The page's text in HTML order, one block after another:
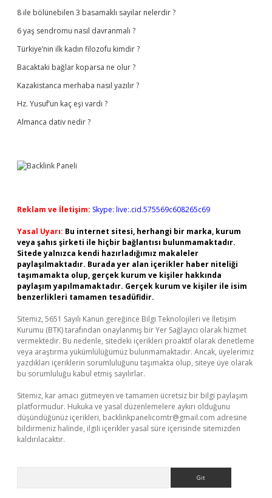
8 ile bölünebilen 3 basamaklı sayılar nelerdir ?
6 yaş sendromu nasıl davranmalı ?
Türkiye’nin ilk kadın filozofu kimdir ?
Bacaktaki bağlar koparsa ne olur ?
Kazakistanca merhaba nasıl yazılır ?
Hz. Yusuf’un kaç eşi vardı ?
Almanca dativ nedir ?
Reklam ve İletişim: Skype: live:.cid.575569c608265c69
Yasal Uyarı: Bu internet sitesi, herhangi bir marka, kurum
veya şahıs şirketi ile hiçbir bağlantısı bulunmamaktadır.
Sitede yalnızca kendi hazırladığımız makaleler
paylaşılmaktadır. Burada yer alan içerikler haber niteliği
taşımamakta olup, gerçek kurum ve kişiler hakkında
paylaşım yapılmamaktadır. Gerçek kurum ve kişiler ile isim
benzerlikleri tamamen tesadüfidir.
Sitemiz, 5651 Sayılı Kanun gereğince Bilgi Teknolojileri ve İletişim
Kurumu (BTK) tarafından onaylanmış bir Yer Sağlayıcı olarak hizmet
vermektedir. Bu nedenle, sitedeki içerikleri proaktif olarak denetleme
veya araştırma yükümlülüğümüz bulunmamaktadır. Ancak, üyelerimiz
yazdıkları içeriklerin sorumluluğunu taşımakta olup, siteye üye olarak
bu sorumluluğu kabul etmiş sayılırlar.
Sitemiz, kar amacı gütmeyen ve tamamen ücretsiz bir bilgi paylaşım
platformudur. Hukuka ve yasal düzenlemelere aykırı olduğunu
düşündüğünüz içerikleri, backlinkpanelicomtr@gmail.com adresine
bildirmeniz halinde, ilgili içerikler yasal süre içerisinde sitemizden
kaldırılacaktır.